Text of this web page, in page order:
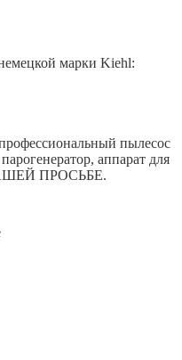
марки Kiehl:
пылесос
аппарат для
ПРОСЬБЕ.